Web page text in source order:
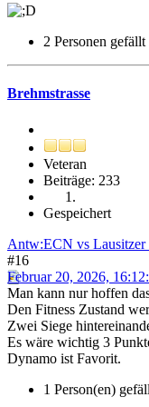
2 Personen gefällt
Brehmstrasse
Veteran
Beiträge: 233
Gespeichert
Antw:ECN vs Lausitzer
#16
Februar 20, 2026,
Man kann nur hoffen
Den Fitness Zustand
Zwei Siege
Es wäre wichtig 3
Dynamo ist Favorit.
1 Person(en)